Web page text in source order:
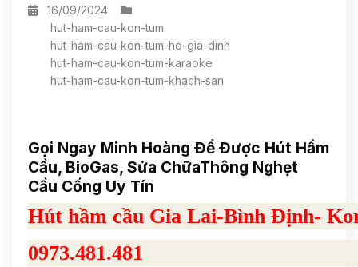
16/09/2024
hut-ham-cau-kon-tum
hut-ham-cau-kon-tum-ho-gia-dinh
hut-ham-cau-kon-tum-karaoke
hut-ham-cau-kon-tum-khach-san
Gọi Ngay Minh Hoàng Để Được Hút Hầm
Cầu, BioGas, Sửa ChữaThông Nghẹt
Cầu Cống Uy Tín
Hút hầm cầu Gia Lai-Bình Định-
0973.481.481